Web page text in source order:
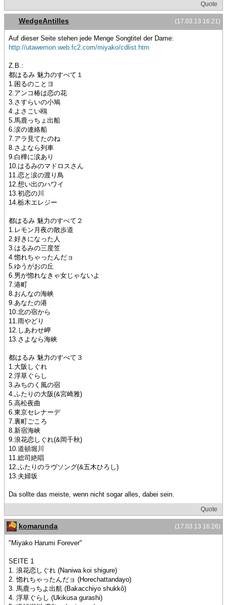
Quote
(17.03.13 16:21)
WedgeAntilles
Auf dieser Seite stehen jede Menge Songtitel der Dame:
http://utawemon.web.fc2.com/miyako/cdlist.htm
Z.B.:
都はるみ 魅力のすべて１
1.困るのことヨ
2.アンコ椿は恋の花
3.さすらいの小鳩
4.よさこい鴎
5.馬鹿っちょ出船
6.涙の連絡船
7.アラ見てたのね
8.さよなら列車
9.白樺に涙あり
10.はるみのマドロスさん
11.恋と涙の渡り鳥
12.想い出のハワイ
13.初恋の川
14.栃木エレジー
都はるみ 魅力のすべて２
1.レモン月夜の散歩道
2.好きになった人
3.はるみの三度笠
4.惚れちゃったんだョ
5.ゆうがおの丘
6.男が惚れなきゃ女じゃないよ
7.港町
8.おんなの海峡
9.あなたの港
10.北の宿から
11.雨やどり
12.しあわせ岬
13.さよなら海峡
都はるみ 魅力のすべて３
1.大阪しぐれ
2.浮草ぐらし
3.みちのく風の宿
4.ふたりの大阪(&宮崎雅)
5.高松夜曲
6.東京セレナーデ
7.裏町ごころ
8.新宿海峡
9.浪花恋しぐれ(&岡千秋)
10.道頓堀川
11.総司絶唱
12.ふたりのラヴソング(&五木ひろし)
13.夫婦坂
Da sollte das meiste, wenn nicht sogar alles, dabei sein.
Quote
(17.03.13 16:26)
komarunda
"Miyako Harumi Forever"
SEITE 1
1. 浪花恋しぐれ (Naniwa koi shigure)
2. 惚れちゃったんだョ (Horechattandayo)
3. 馬鹿っちよ出航 (Bakacchiyo shukkô)
4. 浮草ぐらし (Ukikusa gurashi)